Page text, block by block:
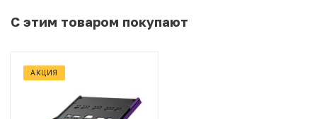
С этим товаром покупают
АКЦИЯ